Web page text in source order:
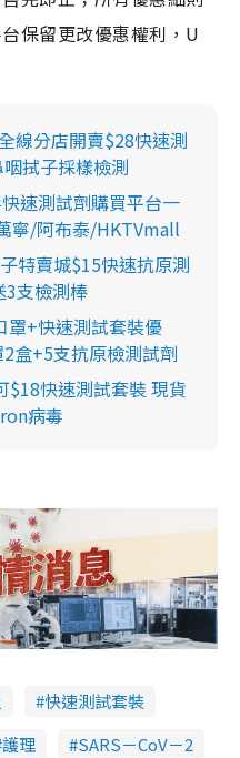
保留更改優惠權利，U
線分店開賣$28快速測
拭子採樣檢測
速測試劑購買平台一
寧/阿布泰/HKTVmall
特賣城$15快速抗原測
3支檢測棒
罩+快速測試套裝優
盒+5支抗原檢測試劑
$18快速測試套裝 現貨
病毒
快速測試套裝
護理
SARS－CoV－2